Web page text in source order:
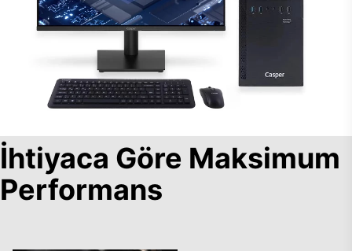
İhtiyaca Göre Maksimum
Performans